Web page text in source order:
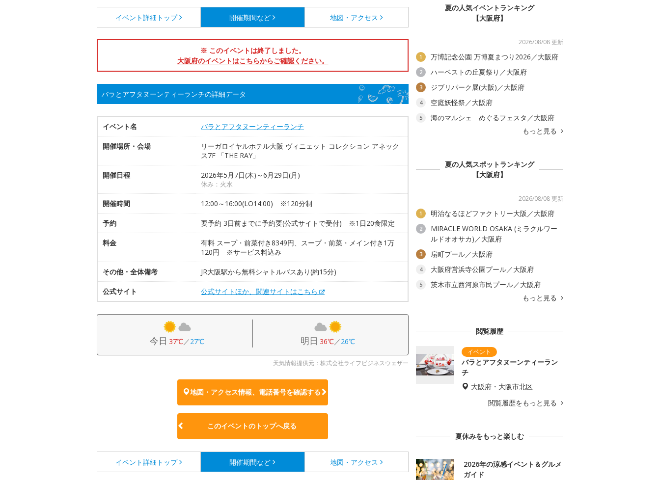
イベント詳細 トップ 開催期間など 地図・アクセス
※ このイベントは終了しました。
大阪府のイベントはこちらからご確認ください。
バラとアフタヌーンティーランチの詳細データ
イベント名 バラとアフタヌーンティーランチ
開催場所・会場
リーガロイヤルホテル大阪 ヴィニェット コレクション アネック
ス7F 「THE RAY」
開催日程 2026年5月7日(木)～6月29日(月)
休み：火水
開催時間 12:00～16:00(LO14:00) ※120分制
予約 要予約 3日前までに予約要(公式サイトで受付) ※1日20食限定
料金
有料 スープ・前菜付き8349円、スープ・前菜・メイン付き1万
120円 ※サービス料込み
その他・全体備考 JR大阪駅から無料シャトルバスあり(約15分)
公式サイト 公式サイトほか、関連サイトはこちら
今日 37℃／27℃ 明日 36℃／26℃
天気情報提供元：株式会社ライフビジネスウェザー
地図・アクセス情報、電話番号を確認する
このイベントのトップへ戻る
イベント詳細 トップ 開催期間など 地図・アクセス
夏の人気イベントランキング
【大阪府】
2026/08/08 更新
1 万博記念公園 万博夏まつり2026／大阪府
2 ハーベストの丘夏祭り／大阪府
3 ジブリパーク展(大阪)／大阪府
4 空庭妖怪祭／大阪府
5
海のマルシェ めぐるフェスタ／大阪府
もっと見る
夏の人気スポットランキング
【大阪府】
2026/08/08 更新
1 明治なるほどファクトリー大阪／大阪府
2
MIRACLE WORLD OSAKA (ミラクルワー
ルドオオサカ)／大阪府
3 扇町プール／大阪府
4 大阪府営浜寺公園プール／大阪府
5
茨木市立西河原市民プール／大阪府
もっと見る
閲覧履歴
バラとアフタヌーンティーラン
チ
大阪府・大阪市北区
閲覧履歴をもっと見る
夏休みをもっと楽しむ
2026年の涼感イベント＆グルメ
ガイド